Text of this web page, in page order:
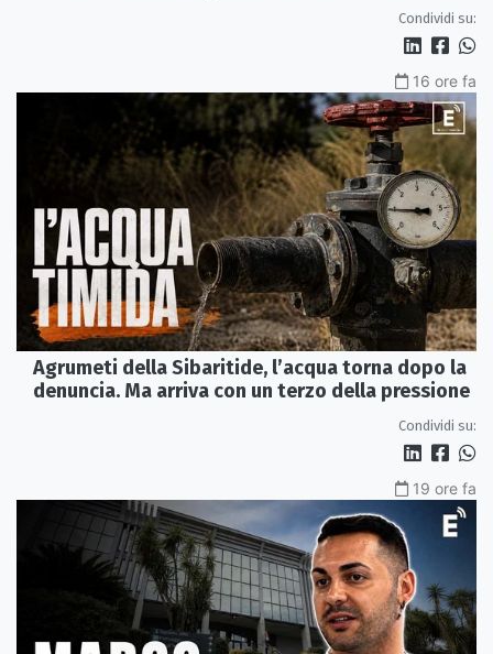
Condividi su:
16 ore fa
Agrumeti della Sibaritide, l’acqua torna dopo la
denuncia. Ma arriva con un terzo della pressione
Condividi su:
19 ore fa